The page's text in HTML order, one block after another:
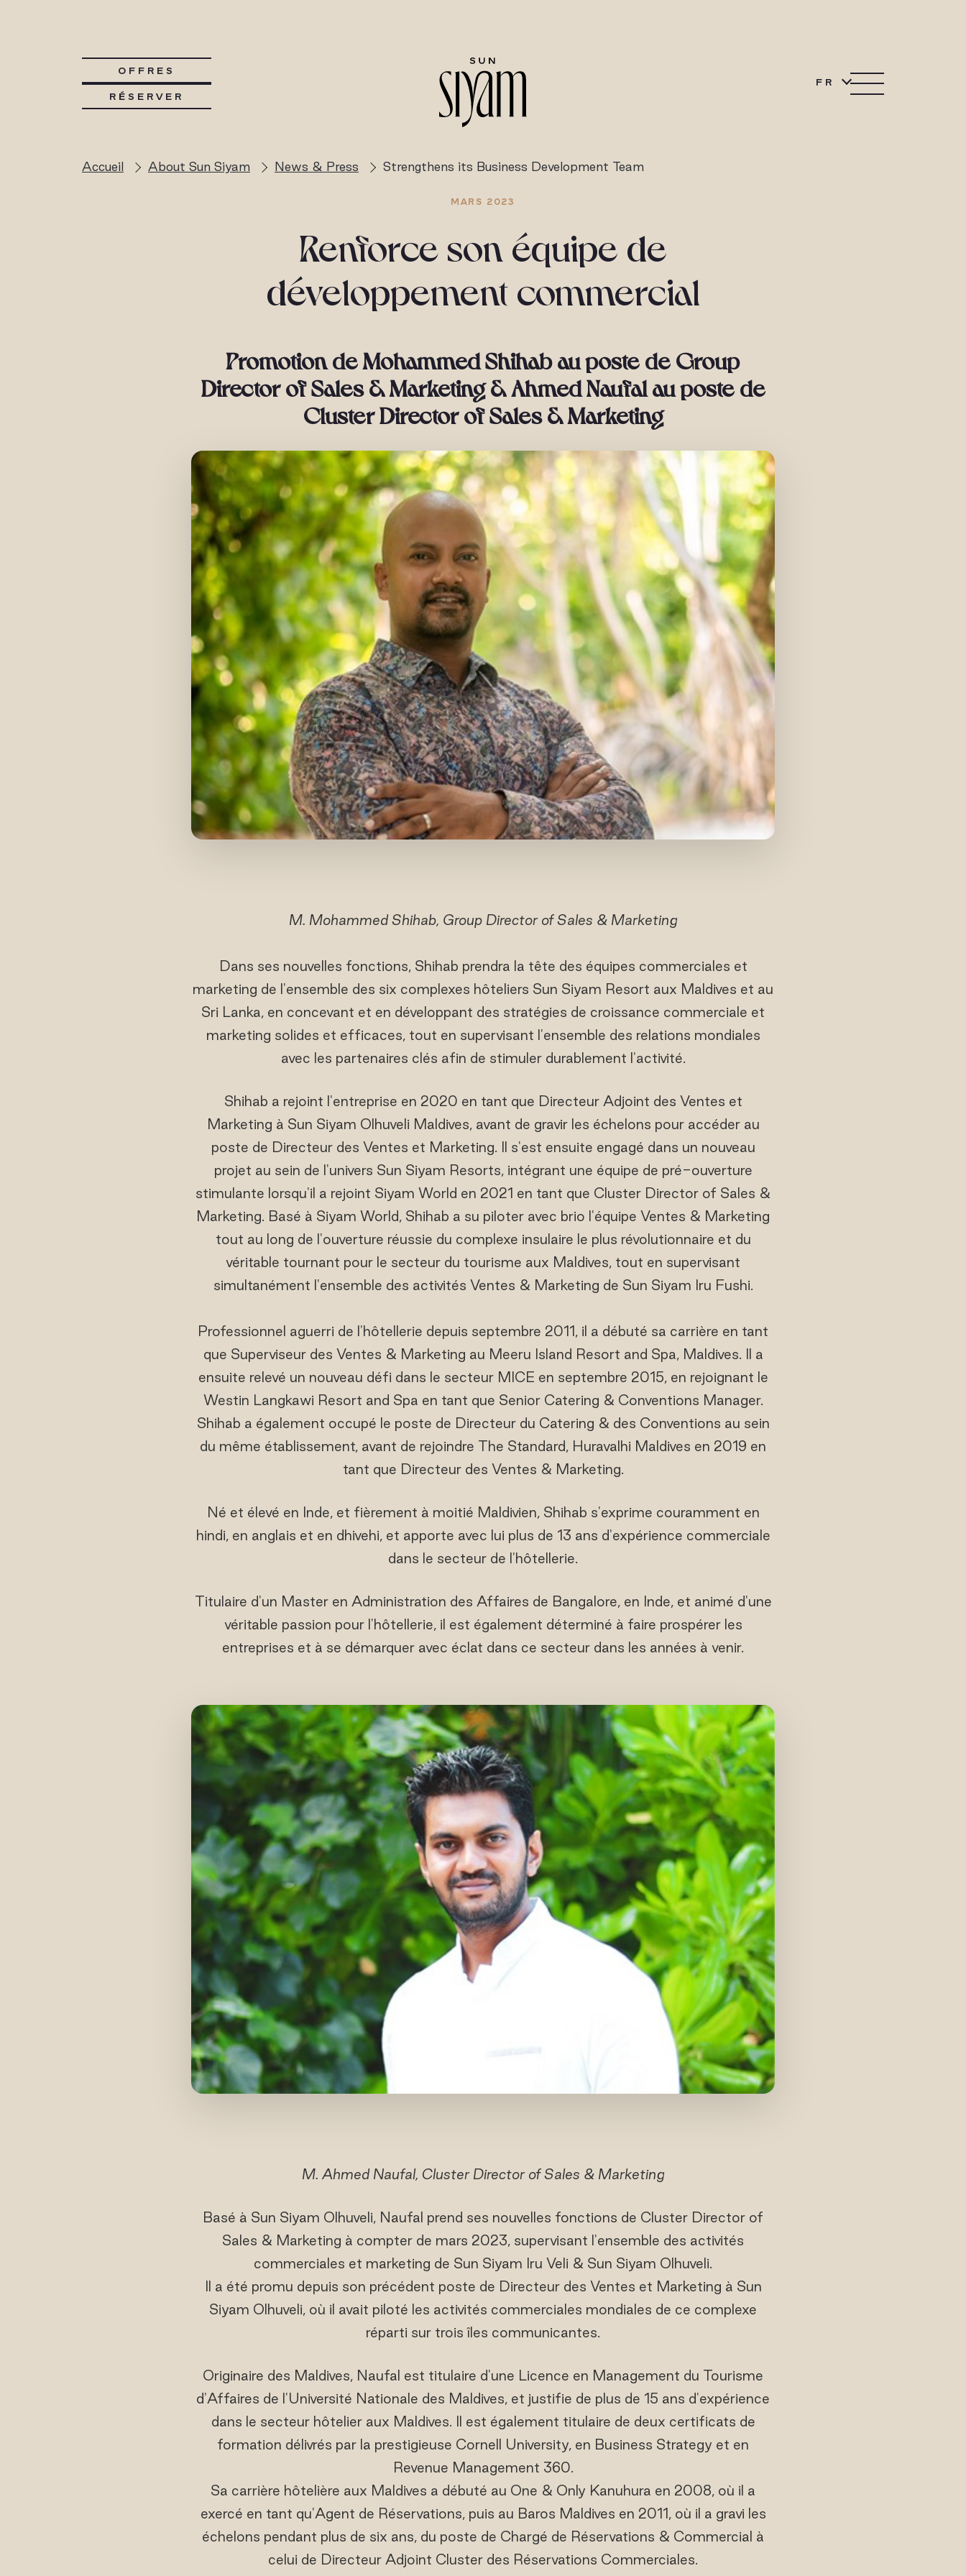
OFFRES
RÉSERVER
FR
Accueil About Sun Siyam News & Press Strengthens its Business Development Team
MARS 2023
Renforce son équipe de
développement commercial
Promotion de Mohammed Shihab au poste de Group
Director of Sales & Marketing & Ahmed Naufal au poste de
Cluster Director of Sales & Marketing
M. Mohammed Shihab, Group Director of Sales & Marketing
Dans ses nouvelles fonctions, Shihab prendra la tête des équipes commerciales et
marketing de l'ensemble des six complexes hôteliers Sun Siyam Resort aux Maldives et au
Sri Lanka, en concevant et en développant des stratégies de croissance commerciale et
marketing solides et efficaces, tout en supervisant l'ensemble des relations mondiales
avec les partenaires clés afin de stimuler durablement l'activité.
Shihab a rejoint l'entreprise en 2020 en tant que Directeur Adjoint des Ventes et
Marketing à Sun Siyam Olhuveli Maldives, avant de gravir les échelons pour accéder au
poste de Directeur des Ventes et Marketing. Il s'est ensuite engagé dans un nouveau
projet au sein de l'univers Sun Siyam Resorts, intégrant une équipe de pré-ouverture
stimulante lorsqu'il a rejoint Siyam World en 2021 en tant que Cluster Director of Sales &
Marketing. Basé à Siyam World, Shihab a su piloter avec brio l'équipe Ventes & Marketing
tout au long de l'ouverture réussie du complexe insulaire le plus révolutionnaire et du
véritable tournant pour le secteur du tourisme aux Maldives, tout en supervisant
simultanément l'ensemble des activités Ventes & Marketing de Sun Siyam Iru Fushi.
Professionnel aguerri de l'hôtellerie depuis septembre 2011, il a débuté sa carrière en tant
que Superviseur des Ventes & Marketing au Meeru Island Resort and Spa, Maldives. Il a
ensuite relevé un nouveau défi dans le secteur MICE en septembre 2015, en rejoignant le
Westin Langkawi Resort and Spa en tant que Senior Catering & Conventions Manager.
Shihab a également occupé le poste de Directeur du Catering & des Conventions au sein
du même établissement, avant de rejoindre The Standard, Huravalhi Maldives en 2019 en
tant que Directeur des Ventes & Marketing.
Né et élevé en Inde, et fièrement à moitié Maldivien, Shihab s'exprime couramment en
hindi, en anglais et en dhivehi, et apporte avec lui plus de 13 ans d'expérience commerciale
dans le secteur de l'hôtellerie.
Titulaire d'un Master en Administration des Affaires de Bangalore, en Inde, et animé d'une
véritable passion pour l'hôtellerie, il est également déterminé à faire prospérer les
entreprises et à se démarquer avec éclat dans ce secteur dans les années à venir.
M. Ahmed Naufal, Cluster Director of Sales & Marketing
Basé à Sun Siyam Olhuveli, Naufal prend ses nouvelles fonctions de Cluster Director of
Sales & Marketing à compter de mars 2023, supervisant l'ensemble des activités
commerciales et marketing de Sun Siyam Iru Veli & Sun Siyam Olhuveli.
Il a été promu depuis son précédent poste de Directeur des Ventes et Marketing à Sun
Siyam Olhuveli, où il avait piloté les activités commerciales mondiales de ce complexe
réparti sur trois îles communicantes.
Originaire des Maldives, Naufal est titulaire d'une Licence en Management du Tourisme
d'Affaires de l'Université Nationale des Maldives, et justifie de plus de 15 ans d'expérience
dans le secteur hôtelier aux Maldives. Il est également titulaire de deux certificats de
formation délivrés par la prestigieuse Cornell University, en Business Strategy et en
Revenue Management 360.
Sa carrière hôtelière aux Maldives a débuté au One & Only Kanuhura en 2008, où il a
exercé en tant qu'Agent de Réservations, puis au Baros Maldives en 2011, où il a gravi les
échelons pendant plus de six ans, du poste de Chargé de Réservations & Commercial à
celui de Directeur Adjoint Cluster des Réservations Commerciales.